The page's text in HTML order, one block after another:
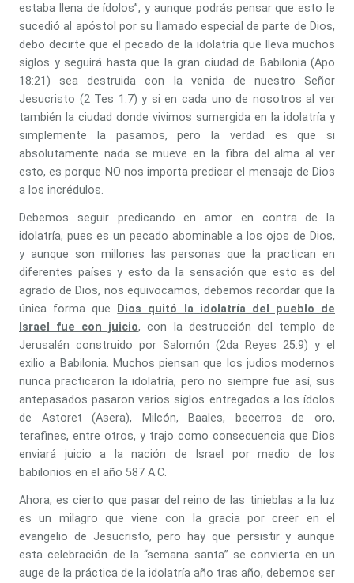
estaba llena de ídolos”, y aunque podrás pensar que esto le
sucedió al apóstol por su llamado especial de parte de Dios,
debo decirte que el pecado de la idolatría que lleva muchos
siglos y seguirá hasta que la gran ciudad de Babilonia (Apo
18:21) sea destruida con la venida de nuestro Señor
Jesucristo (2 Tes 1:7) y si en cada uno de nosotros al ver
también la ciudad donde vivimos sumergida en la idolatría y
simplemente la pasamos, pero la verdad es que si
absolutamente nada se mueve en la fibra del alma al ver
esto, es porque NO nos importa predicar el mensaje de Dios
a los incrédulos.
Debemos seguir predicando en amor en contra de la
idolatría, pues es un pecado abominable a los ojos de Dios,
y aunque son millones las personas que la practican en
diferentes países y esto da la sensación que esto es del
agrado de Dios, nos equivocamos, debemos recordar que la
única forma que
Dios quitó la idolatría del pueblo de
Israel fue con juicio, con la destrucción del templo de
Jerusalén construido por Salomón (2da Reyes 25:9) y el
exilio a Babilonia. Muchos piensan que los judios modernos
nunca practicaron la idolatría, pero no siempre fue así, sus
antepasados pasaron varios siglos entregados a los ídolos
de Astoret (Asera), Milcón, Baales, becerros de oro,
terafines, entre otros, y trajo como consecuencia que Dios
enviará juicio a la nación de Israel por medio de los
babilonios en el año 587 A.C.
Ahora, es cierto que pasar del reino de las tinieblas a la luz
es un milagro que viene con la gracia por creer en el
evangelio de Jesucristo, pero hay que persistir y aunque
esta celebración de la “semana santa” se convierta en un
auge de la práctica de la idolatría año tras año, debemos ser